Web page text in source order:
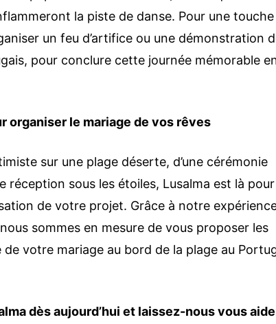
la piste de danse. Pour une touche
un feu d’artifice ou une démonstration
pour conclure cette journée mémorable
organiser le mariage de vos rêves
sur une plage déserte, d’une cérémonie
réception sous les étoiles, Lusalma est là pour
de votre projet. Grâce à notre
sommes en mesure de vous proposer les
votre mariage au bord de la plage au
dès aujourd’hui et laissez-nous vous